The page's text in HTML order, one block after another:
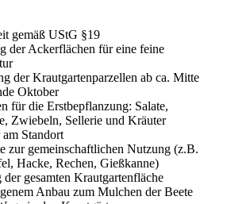
gemäß UStG §19
der Ackerflächen für eine feine
der Krautgartenparzellen ab ca. Mitte
Oktober
für die Erstbepflanzung: Salate,
Zwiebeln, Sellerie und Kräuter
Standort
zur gemeinschaftlichen Nutzung (z.B.
Hacke, Rechen, Gießkanne)
der gesamten Krautgartenfläche
Anbau zum Mulchen der Beete